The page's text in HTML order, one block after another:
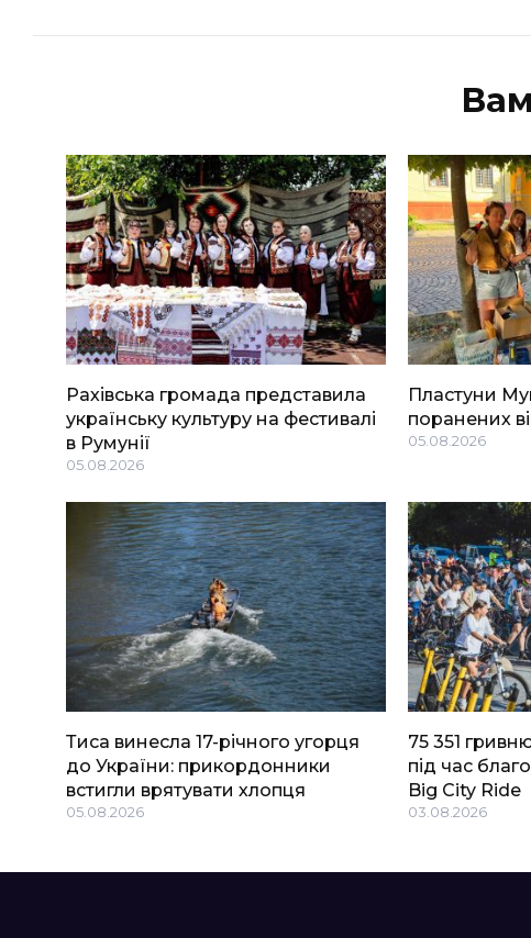
Рахівська громада представила
українську культуру на фестивалі
в Румунії
05.08.2026
Пластуни
поранених
05.08.2026
Тиса винесла 17-річного угорця
до України: прикордонники
встигли врятувати хлопця
05.08.2026
75 351
під час
Big Сity Ride
03.08.2026